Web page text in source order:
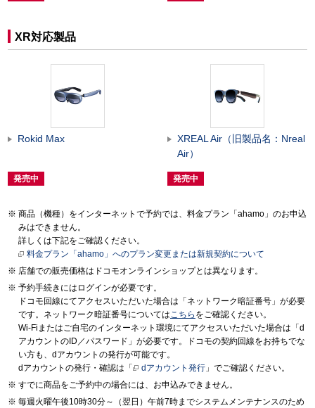
XR対応製品
Rokid Max
発売中
XREAL Air（旧製品名：Nreal
Air）
発売中
商品（機種）をインターネットで予約では、料金プラン「ahamo」のお申込
みはできません。
詳しくは下記をご確認ください。
料金プラン「ahamo」へのプラン変更または新規契約について
店舗での販売価格はドコモオンラインショップとは異なります。
予約手続きにはログインが必要です。
ドコモ回線にてアクセスいただいた場合は「ネットワーク暗証番号」が必要
です。ネットワーク暗証番号については こちら をご確認ください。
Wi-Fiまたはご自宅のインターネット環境にてアクセスいただいた場合は「d
アカウントのID／パスワード」が必要です。ドコモの契約回線をお持ちでな
い方も、dアカウントの発行が可能です。
dアカウントの発行・確認は「
dアカウント発行 」でご確認ください。
すでに商品をご予約中の場合には、お申込みできません。
毎週火曜午後10時30分～（翌日）午前7時までシステムメンテナンスのため